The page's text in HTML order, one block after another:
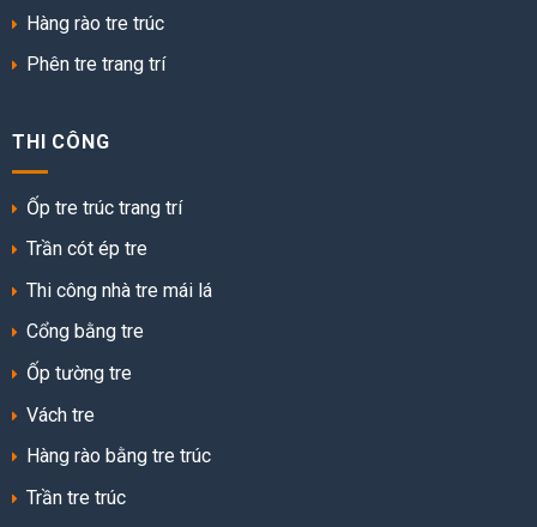
Hàng rào tre trúc
Phên tre trang trí
THI CÔNG
Ốp tre trúc trang trí
Trần cót ép tre
Thi công nhà tre mái lá
Cổng bằng tre
Ốp tường tre
Vách tre
Hàng rào bằng tre trúc
Trần tre trúc